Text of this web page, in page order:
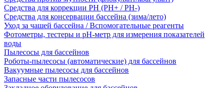
Средства для коррекции PH (PH+ / PH-)
Средства для консервации бассейна (зима/лето)
Уход за чашей бассейна / Вспомогательные реагенты
Фотометры, тестеры и рН-метр для измерения показателей
воды
Пылесосы для бассейнов
Роботы-пылесосы (автоматические) для бассейнов
Вакуумные пылесосы для бассейнов
Запасные части пылесосов